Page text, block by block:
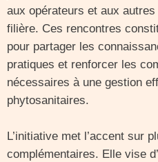
aux opérateurs et aux
filière. Ces rencontres
pour partager les
pratiques et renforcer les
nécessaires à une gestion
phytosanitaires.
L’initiative met l’accent sur
complémentaires. Elle vise